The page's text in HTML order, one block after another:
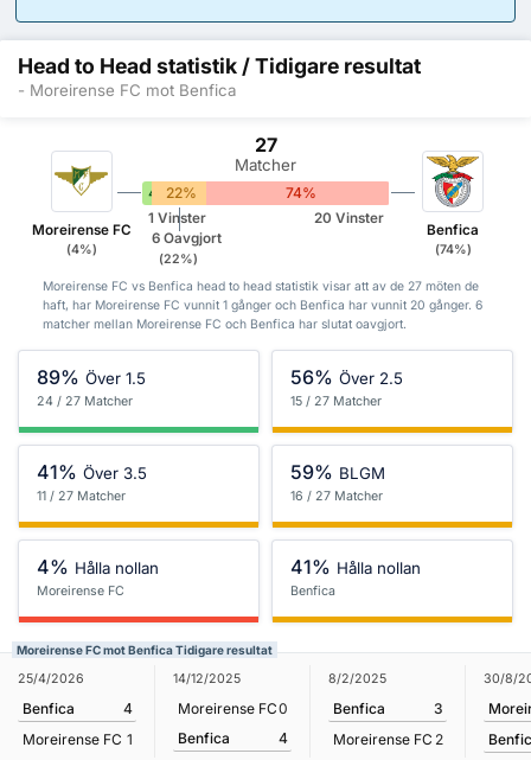
Head to Head statistik / Tidigare resultat
- Moreirense FC mot Benfica
Moreirense FC
(4%)
27
Matcher
4%22% 74%
1 Vinster
6 Oavgjort
(22%)
20 Vinster
Benfica
(74%)
Moreirense FC vs Benfica head to head statistik visar att av de 27 möten de
haft, har Moreirense FC vunnit 1 gånger och Benfica har vunnit 20 gånger. 6
matcher mellan Moreirense FC och Benfica har slutat oavgjort.
89% Över 1.5
24 / 27 Matcher
56% Över 2.5
15 / 27 Matcher
41% Över 3.5
11 / 27 Matcher
59% BLGM
16 / 27 Matcher
4% Hålla nollan
Moreirense FC
41% Hålla nollan
Benfica
Moreirense FC mot Benfica Tidigare resultat
25/4/2026
Benfica
4
Moreirense FC 1
14/12/2025
Moreirense FC0
Benfica
4
8/2/2025
Benfica
3
Moreirense FC 2
30/8/